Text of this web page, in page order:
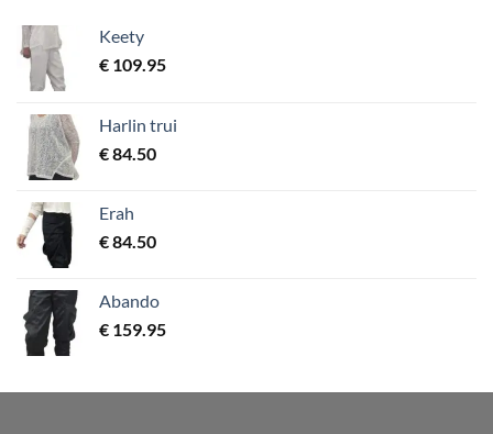
Keety
€ 109.95
Harlin trui
€84.50
Erah
€84.50
Abando
€ 159.95